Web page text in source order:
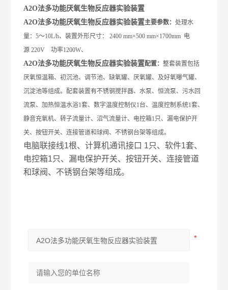
A2O法多功能厌氧生物反应器实验装置
A2O法多功能厌氧生物反应器实验装置主要参数：处理水
量：5～10L/h、装置外形尺寸： 2400 mm×500 mm×1700mm 电
源 220V 功率1200W、
A2O法多功能厌氧生物反应器实验装置配置：整套装置包括
厌氧恒温箱、初沉池、调节池、缺氧罐、厌氧罐、及好氧曝气罐、
沉淀池等组成。配套装置有不锈钢搅拌器、水泵、恒流泵、污水回
流泵、加热恒温水浴1套、数字温度控制仪1台、温度控制系统1套、
静音充氧机、转子流量计、沼气流量计、电控箱1只、漏电保护开
关、按钮开关、连接管道和球阀、不锈钢台架等组成。
电脑联接线1根、计算机通讯接口 1只、软件1套、
电控箱1只、漏电保护开关、按钮开关、连接管道
和球阀、不锈钢台架等组成。